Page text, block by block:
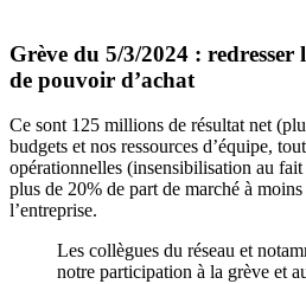
Grève du 5/3/2024 : redresser
de pouvoir d’achat
Ce sont 125 millions de résultat net
budgets et nos ressources d’équipe,
opérationnelles (insensibilisation au
plus de 20% de part de marché à
l’entreprise.
Les collègues du réseau et
notre participation à la grève et